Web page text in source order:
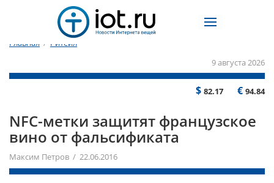
Главная / Ритейл
9 августа 2026
$ 82.17 € 94.84
NFC-метки защитят французское
вино от фальсификата
Максим Петров / 22.06.2016